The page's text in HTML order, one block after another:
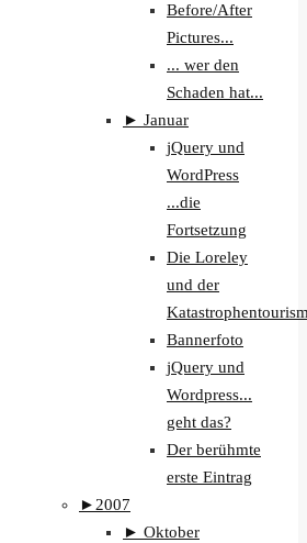
Before/After
Pictures...
... wer den
Schaden hat...
► Januar
jQuery und
WordPress
...die
Fortsetzung
Die Loreley
und der
Bannerfoto
jQuery und
Wordpress...
geht das?
Der berühmte
erste Eintrag
► 2007
► Oktober